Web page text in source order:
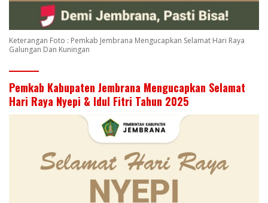
Keterangan Foto : Pemkab Jembrana Mengucapkan Selamat Hari Raya
Galungan Dan Kuningan
Pemkab Kabupaten Jembrana Mengucapkan Selamat
Hari Raya Nyepi & Idul Fitri Tahun 2025